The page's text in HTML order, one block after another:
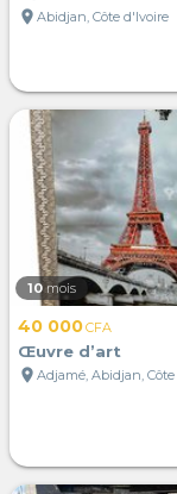
location_on Abidjan, Côte d'Ivoire
10 mois
40 000CFA
Œuvre d’art
location_on